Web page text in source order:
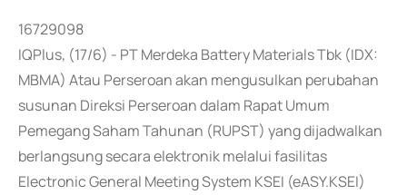
16729098
IQPlus, (17/6) - PT Merdeka Battery Materials Tbk (IDX:
MBMA) Atau Perseroan akan mengusulkan perubahan
susunan Direksi Perseroan dalam Rapat Umum
Pemegang Saham Tahunan (RUPST) yang dijadwalkan
berlangsung secara elektronik melalui fasilitas
Electronic General Meeting System KSEI (eASY.KSEI)